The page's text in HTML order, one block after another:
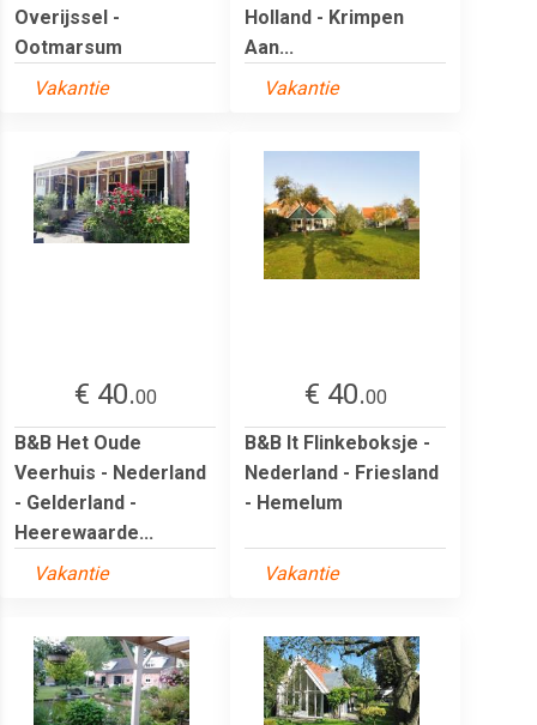
Overijssel -
Ootmarsum
Vakantie
Holland - Krimpen
Aan...
Vakantie
€ 40.00
B&B Het Oude
Veerhuis - Nederland
- Gelderland -
Heerewaarde...
Vakantie
€ 40.00
B&B It Flinkeboksje -
Nederland - Friesland
- Hemelum
Vakantie